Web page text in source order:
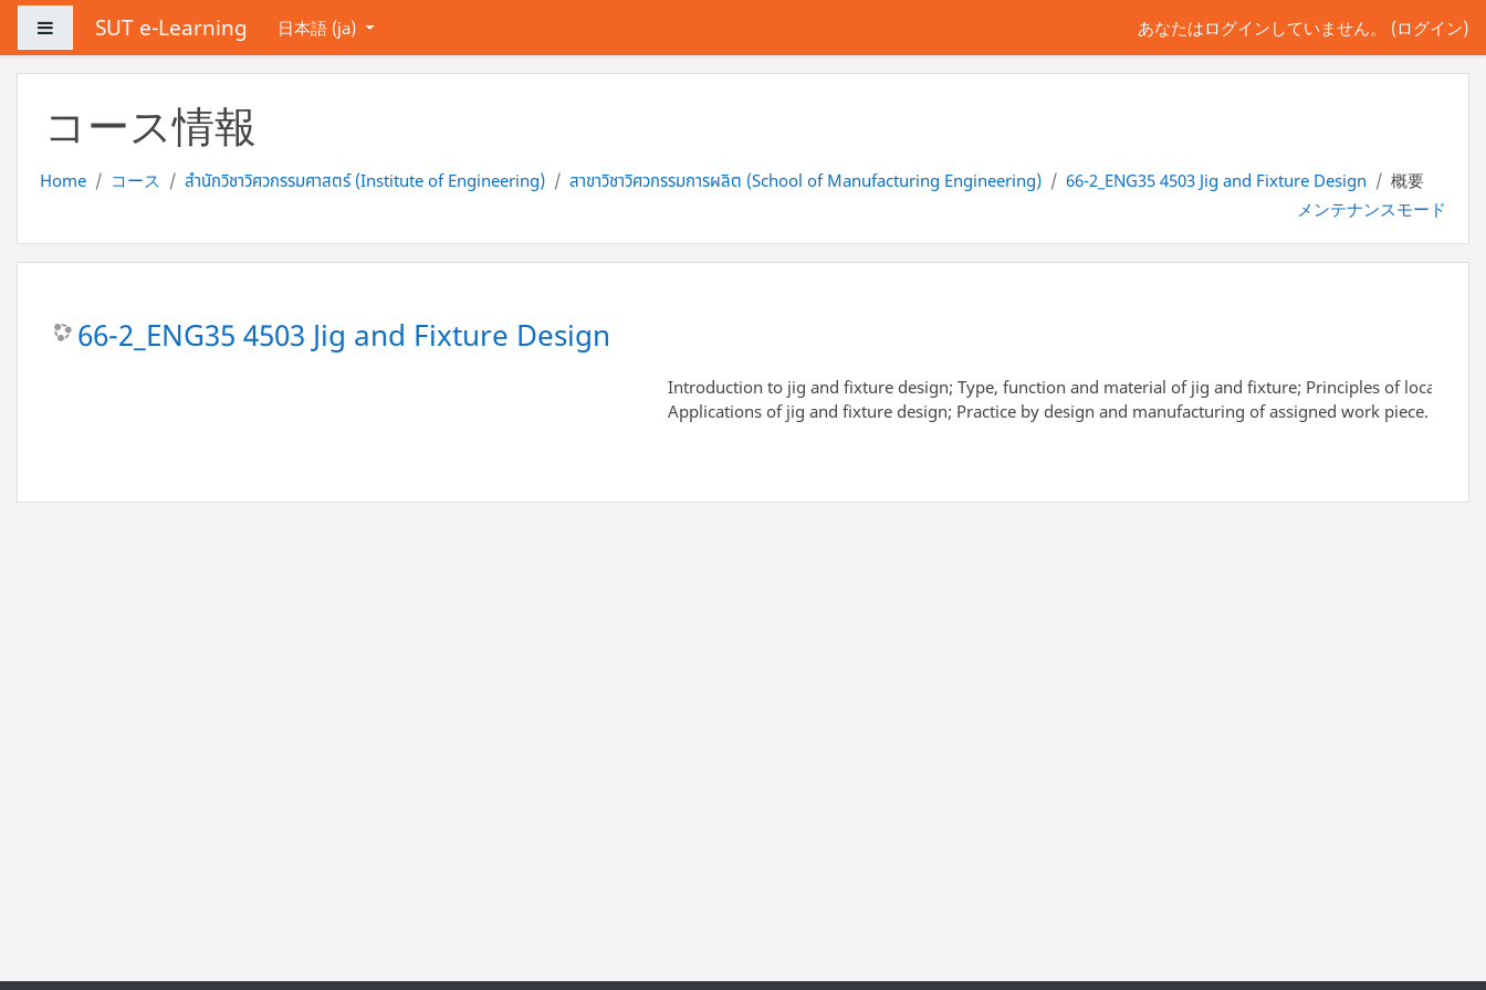
メインコンテンツへスキップする
サイドパネル
SUT e-Learning 日本語 ‎(ja)‎ あなたはログインしていません。 (ログイン)
コース情報
Home コース สำนักวิชาวิศวกรรมศาสตร์ (Institute of Engineering) สาขาวิชาวิศวกรรมการผลิต (School of Manufacturing Engineering) 66-2_ENG35 4503 Jig and Fixture Design
概要
メンテナンスモード
66-2_ENG35 4503 Jig and Fixture Design
Introduction to jig and fixture design; Type, function and material of jig and fixture; Principles of
Applications of jig and fixture design; Practice by design and manufacturing of assigned work piece.